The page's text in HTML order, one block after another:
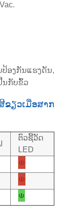
ອງກັນແຮງດັນ,
ນກັບຂົ້ວ
ຂຽວເມື່ອສາກ
ຕົວຊີ້ວັດ
LED